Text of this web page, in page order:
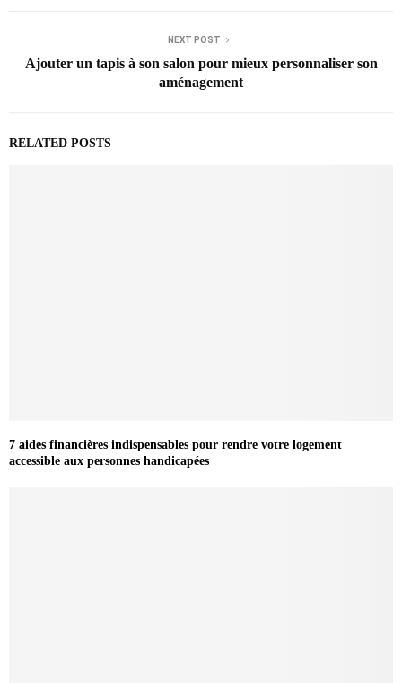
NEXT POST
Ajouter un tapis à son salon pour mieux personnaliser son
aménagement
RELATED POSTS
7 aides financières indispensables pour rendre votre logement
accessible aux personnes handicapées